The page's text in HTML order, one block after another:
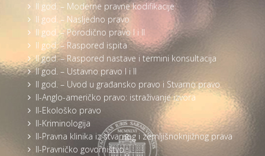
II god. – Moderne pravne kodifikacije
II god. – Nasljedno pravo
II god. – Porodično pravo I i II
II god. – Raspored ispita
II god. – Raspored nastave i termini konsultacija
II god. – Ustavno pravo I i II
II god. – Uvod u građansko pravo i Stvarno pravo
II-Anglo-američko pravo: istraživanje izvora
II-Ekološko pravo
II-Kriminologija
II-Pravna klinika iz stvarnog i zemljišnoknjižnog prava
II-Pravničko govorništvo